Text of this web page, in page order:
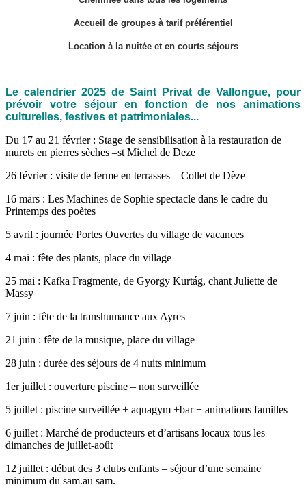
Accueil de groupes à tarif préférentiel
Location à la nuitée et en courts séjours
Le calendrier 2025 de Saint Privat de Vallongue, pour
prévoir votre séjour en fonction de nos animations
culturelles, festives et patrimoniales...
Du 17 au 21 février : Stage de sensibilisation à la restauration de
murets en pierres sèches –st Michel de Deze
26 février : visite de ferme en terrasses – Collet de Dèze
16 mars : Les Machines de Sophie spectacle dans le cadre du
Printemps des poètes
5 avril : journée Portes Ouvertes du village de vacances
4 mai : fête des plants, place du village
25 mai : Kafka Fragmente, de György Kurtág, chant Juliette de
Massy
7 juin : fête de la transhumance aux Ayres
21 juin : fête de la musique, place du village
28 juin : durée des séjours de 4 nuits minimum
1er juillet : ouverture piscine – non surveillée
5 juillet : piscine surveillée + aquagym +bar + animations familles
6 juillet : Marché de producteurs et d’artisans locaux tous les
dimanches de juillet-août
12 juillet : début des 3 clubs enfants – séjour d’une semaine
minimum du sam.au sam.